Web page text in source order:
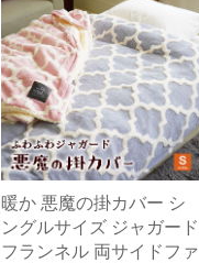
暖か 悪魔の掛カバー シ
ングルサイズ ジャガード
フランネル 両サイドファ